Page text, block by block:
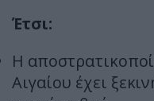
Έτσι:
Η
Αιγαίου έχει